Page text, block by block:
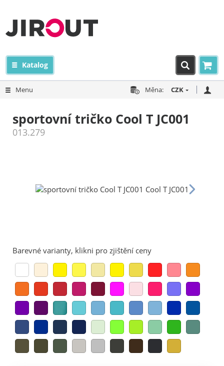
Katalog
Menu Měna: CZK
sportovní tričko Cool T JC001
013.279
Barevné varianty, klikni pro zjištění ceny